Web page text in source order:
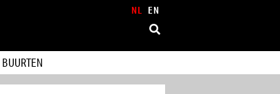
NL EN
BUURTEN